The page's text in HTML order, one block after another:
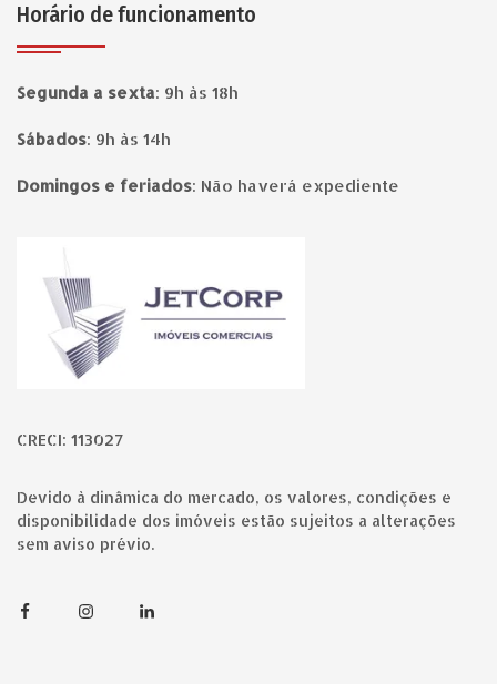
Horário de funcionamento
Segunda a sexta: 9h às 18h
Sábados: 9h às 14h
Domingos e feriados: Não haverá expediente
CRECI: 113027
Devido à dinâmica do mercado, os valores, condições e
disponibilidade dos imóveis estão sujeitos a alterações
sem aviso prévio.
FacebookInstagramLinkedin